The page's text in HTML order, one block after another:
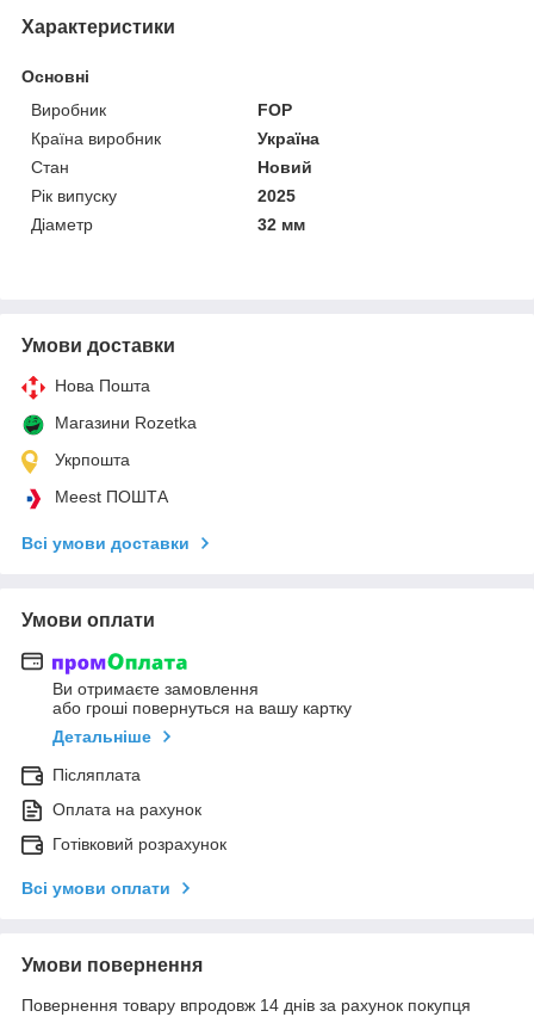
Характеристики
Основні
Виробник
FOP
Країна виробник
Україна
Стан
Новий
Рік випуску
2025
Діаметр
32 мм
Умови доставки
Нова Пошта
Магазини Rozetka
Укрпошта
Meest ПОШТА
Всі умови доставки
Умови оплати
Ви отримаєте замовлення
або гроші повернуться на вашу картку
Детальніше
Післяплата
Оплата на рахунок
Готівковий розрахунок
Всі умови оплати
Умови повернення
Повернення товару впродовж 14 днів за рахунок покупця